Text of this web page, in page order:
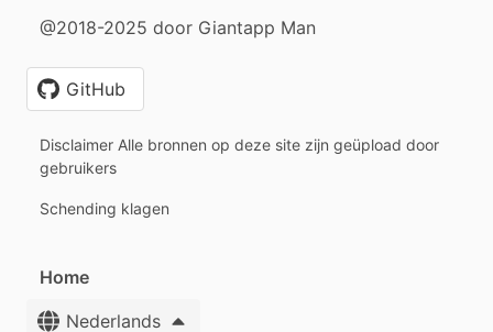
@2018-2025 door Giantapp Man
GitHub
Disclaimer Alle bronnen op deze site zijn geüpload door
gebruikers
Schending klagen
Home
Nederlands